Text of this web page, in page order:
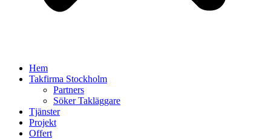
Hem
Takfirma Stockholm
Partners
Söker Takläggare
Tjänster
Projekt
Offert